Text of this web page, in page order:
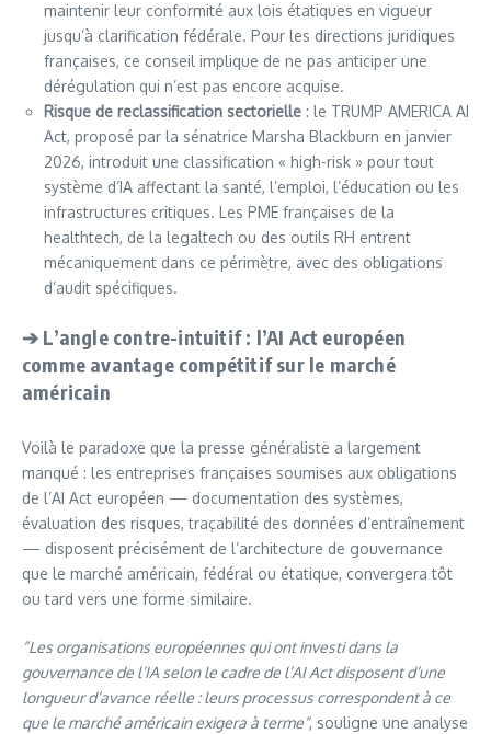
maintenir leur conformité aux lois étatiques en vigueur
jusqu’à clarification fédérale. Pour les directions juridiques
françaises, ce conseil implique de ne pas anticiper une
dérégulation qui n’est pas encore acquise.
Risque de reclassification sectorielle : le TRUMP AMERICA AI
Act, proposé par la sénatrice Marsha Blackburn en janvier
2026, introduit une classification « high-risk » pour tout
système d’IA affectant la santé, l’emploi, l’éducation ou les
infrastructures critiques. Les PME françaises de la
healthtech, de la legaltech ou des outils RH entrent
mécaniquement dans ce périmètre, avec des obligations
d’audit spécifiques.
➔ L’angle contre-intuitif : l’AI Act européen
comme avantage compétitif sur le marché
américain
Voilà le paradoxe que la presse généraliste a largement
manqué : les entreprises françaises soumises aux obligations
de l’AI Act européen — documentation des systèmes,
évaluation des risques, traçabilité des données d’entraînement
— disposent précisément de l’architecture de gouvernance
que le marché américain, fédéral ou étatique, convergera tôt
ou tard vers une forme similaire.
“Les organisations européennes qui ont investi dans la
gouvernance de l’IA selon le cadre de l’AI Act disposent d’une
longueur d’avance réelle : leurs processus correspondent à ce
que le marché américain exigera à terme”, souligne une analyse